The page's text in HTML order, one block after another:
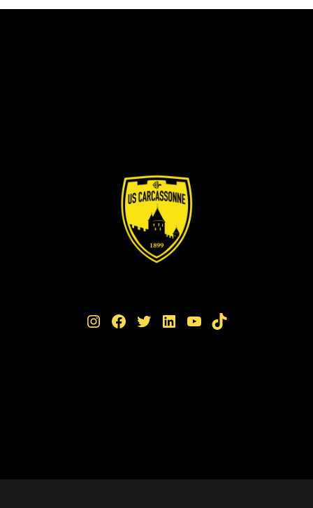
Instagram Facebook Twitter LinkedIn YouTube TikTok